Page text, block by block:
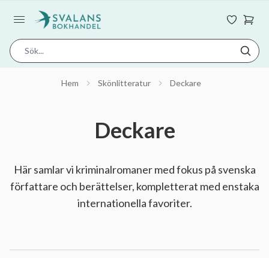
Hem Skönlitteratur Deckare
Deckare
Här samlar vi kriminalromaner med fokus på svenska
författare och berättelser, kompletterat med enstaka
internationella favoriter.